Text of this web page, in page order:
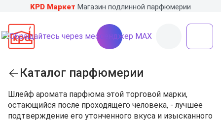
KPD Маркет Магазин подлинной парфюмерии
Каталог парфюмерии
Шлейф аромата парфюма этой торговой марки,
остающийся после проходящего человека, - лучшее
подтверждение его утонченного вкуса и изысканного